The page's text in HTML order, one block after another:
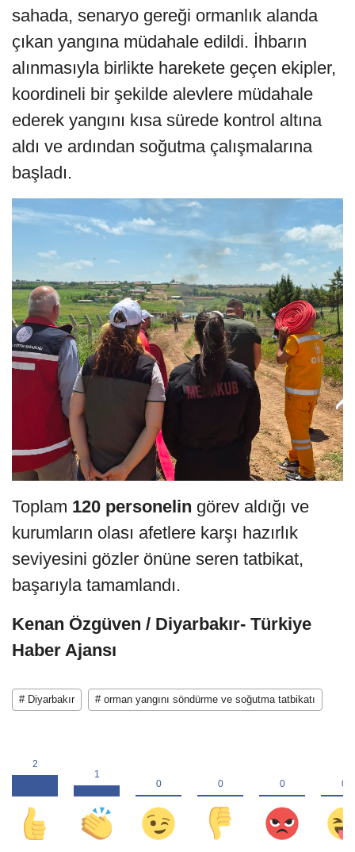
sahada, senaryo gereği ormanlık alanda
çıkan yangına müdahale edildi. İhbarın
alınmasıyla birlikte harekete geçen ekipler,
koordineli bir şekilde alevlere müdahale
ederek yangını kısa sürede kontrol altına
aldı ve ardından soğutma çalışmalarına
başladı.
Toplam 120 personelin görev aldığı ve
kurumların olası afetlere karşı hazırlık
seviyesini gözler önüne seren tatbikat,
başarıyla tamamlandı.
Kenan Özgüven / Diyarbakır- Türkiye
Haber Ajansı
# Diyarbakır # orman yangını söndürme ve soğutma tatbikatı